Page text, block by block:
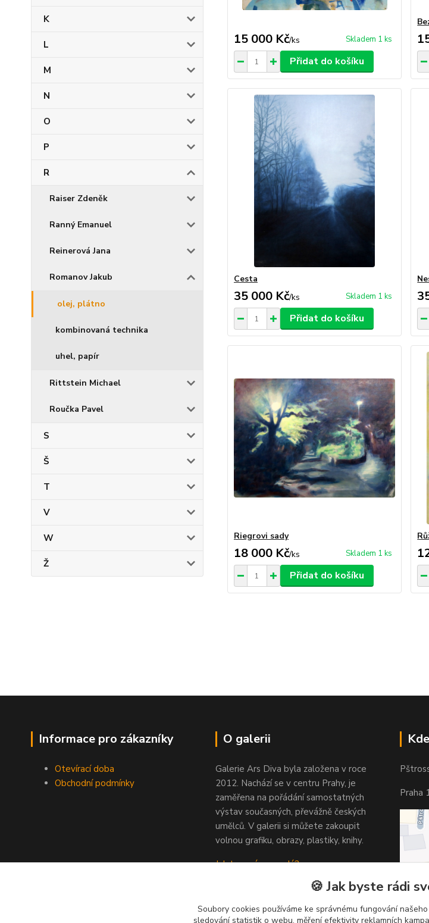
K
L
M
N
O
P
R
Raiser Zdeněk
Ranný Emanuel
Reinerová Jana
Romanov Jakub
olej, plátno
kombinovaná technika
uhel, papír
Rittstein Michael
Roučka Pavel
S
Š
T
V
W
Ž
15 000 Kč/ks Skladem 1 ks
Přidat do košíku
Cesta
35 000 Kč/ks Skladem 1 ks
Přidat do košíku
Riegrovi sady
18 000 Kč/ks Skladem 1 ks
Přidat do košíku
Informace pro zákazníky
Otevírací doba
Obchodní podmínky
O galerii
Galerie Ars Diva byla založena v roce
2012. Nachází se v centru Prahy, je
zaměřena na pořádání samostatných
výstav současných, převážně českých
umělců. V galerii si můžete zakoupit
volnou grafiku, obrazy, plastiky, knihy.
Jak to u nás vypadá?
Praha
🍪 Jak byste rádi
Soubory cookies používáme ke správnému fungování
sledování statistik o webu, měření efektivity reklamních